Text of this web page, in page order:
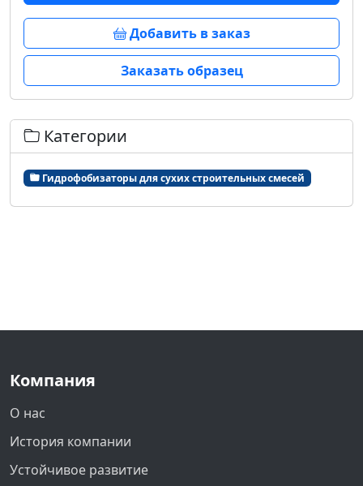
Добавить в заказ
Заказать образец
Категории
Гидрофобизаторы для сухих строительных смесей
Компания
О нас
История компании
Устойчивое развитие